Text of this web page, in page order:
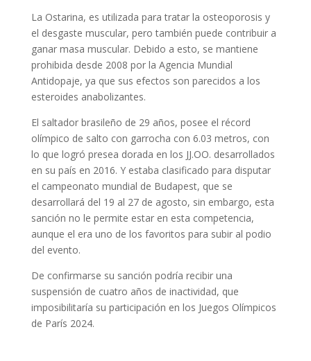
La Ostarina, es utilizada para tratar la osteoporosis y
el desgaste muscular, pero también puede contribuir a
ganar masa muscular. Debido a esto, se mantiene
prohibida desde 2008 por la Agencia Mundial
Antidopaje, ya que sus efectos son parecidos a los
esteroides anabolizantes.
El saltador brasileño de 29 años, posee el récord
olímpico de salto con garrocha con 6.03 metros, con
lo que logró presea dorada en los JJ.OO. desarrollados
en su país en 2016. Y estaba clasificado para disputar
el campeonato mundial de Budapest, que se
desarrollará del 19 al 27 de agosto, sin embargo, esta
sanción no le permite estar en esta competencia,
aunque el era uno de los favoritos para subir al podio
del evento.
De confirmarse su sanción podría recibir una
suspensión de cuatro años de inactividad, que
imposibilitaría su participación en los Juegos Olímpicos
de París 2024.